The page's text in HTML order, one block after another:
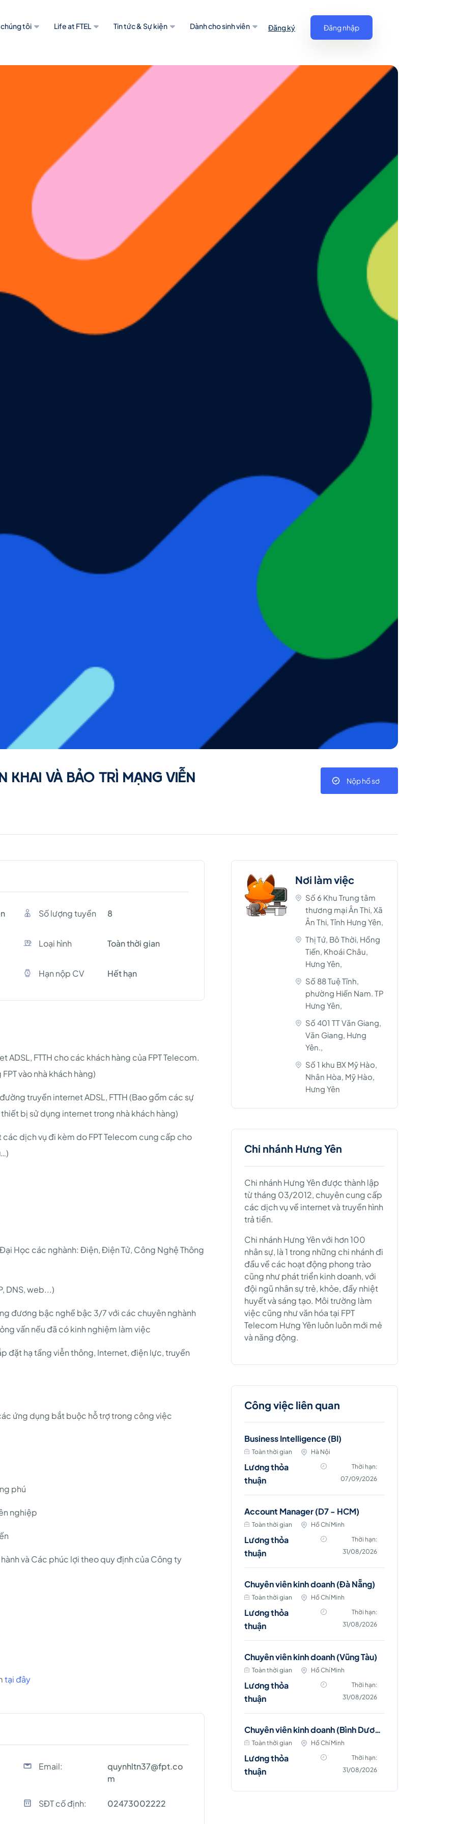
tôi Life at FTEL Tin tức & Sự kiện Dành cho sinh viên Đăng ký Đăng nhập
KHAI VÀ BẢO TRÌ MẠNG VIỄN
Nộp hồ sơ
Số lượng tuyền 8
Loại hình Toàn thời gian
Hạn nộp CV Hết hạn
ADSL, FTTH cho các khách hàng của FPT Telecom.
vào nhà khách hàng)
truyền internet ADSL, FTTH (Bao gồm các sự
bị sử dụng internet trong nhà khách hàng)
các dịch vụ đi kèm do FPT Telecom cung cấp cho
Học các nghành: Điện, Điện Tử, Công Nghệ Thông
DNS, web...)
đương bậc nghề bậc 3/7 với các chuyên nghành
vấn nếu đã có kinh nghiệm làm việc
đặt hạ tầng viễn thông, Internet, điện lực, truyền
ứng dụng bắt buộc hỗ trợ trong công việc
phú
nghiệp
và Các phúc lợi theo quy định của Công ty
tại đây
Email:
quynhltn37@fpt.co
m
SĐT cố định: 02473002222
Nơi làm việc
Số 6 Khu Trung tâm
thương mại Ân Thi, Xã
Ân Thi, Tỉnh Hưng Yên,
Thị Tứ, Bô Thời, Hồng
Tiến, Khoái Châu,
Hưng Yên,
Số 88 Tuệ Tĩnh,
phường Hiến Nam. TP
Hưng Yên,
Số 401 TT Văn Giang,
Văn Giang, Hưng
Yên.,
Số 1 khu BX Mỹ Hào,
Nhân Hòa, Mỹ Hào,
Hưng Yên
Chi nhánh Hưng Yên
Chi nhánh Hưng Yên được thành lập
từ tháng 03/2012, chuyên cung cấp
các dịch vụ về internet và truyền hình
trả tiền.
Chi nhánh Hưng Yên với hơn 100
nhân sự, là 1 trong những chi nhánh đi
đầu về các hoạt động phong trào
cũng như phát triển kinh doanh, với
đội ngũ nhân sự trẻ, khỏe, đầy nhiệt
huyết và sáng tạo. Môi trường làm
việc cũng như văn hóa tại FPT
Telecom Hưng Yên luôn luôn mới mẻ
và năng động.
Công việc liên quan
Business Intelligence (BI)
Toàn thời gian Hà Nội
Lương thỏa
thuận
Thời hạn:
07/09/2026
Account Manager (D7 - HCM)
Toàn thời gian Hồ Chí Minh
Lương thỏa
thuận
Thời hạn:
31/08/2026
Chuyên viên kinh doanh (Đà Nẵng)
Toàn thời gian Hồ Chí Minh
Lương thỏa
thuận
Thời hạn:
31/08/2026
Chuyên viên kinh doanh (Vũng Tàu)
Toàn thời gian Hồ Chí Minh
Lương thỏa
thuận
Thời hạn:
31/08/2026
Chuyên viên kinh doanh (Bình Dương)
Toàn thời gian Hồ Chí Minh
Lương thỏa
thuận
Thời hạn:
31/08/2026